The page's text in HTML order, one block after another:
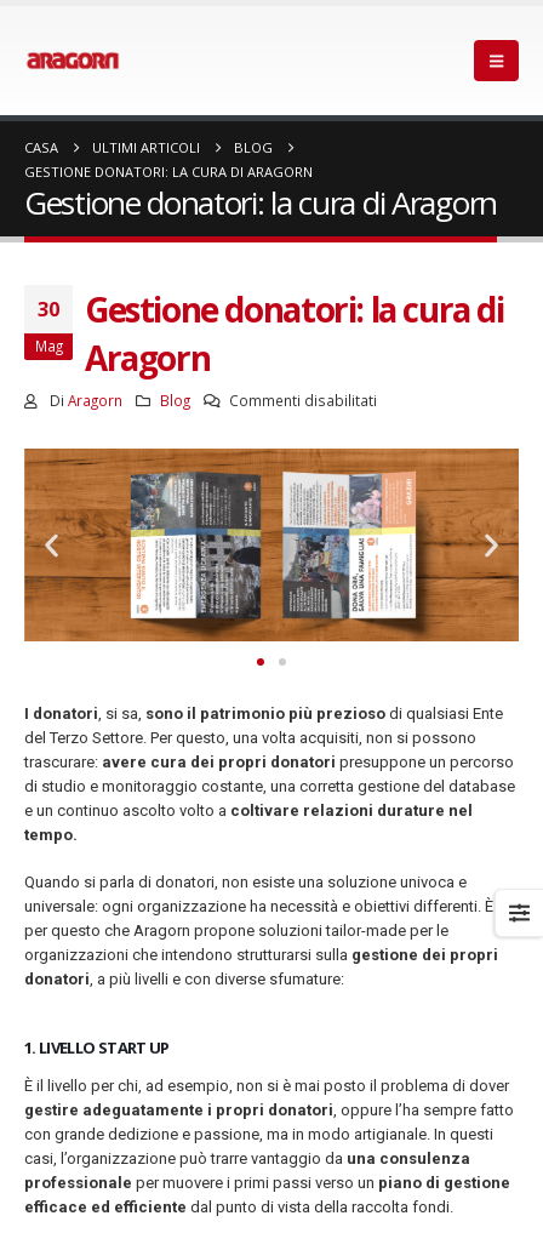
CASA ULTIMI ARTICOLI
BLOG
GESTIONE DONATORI: LA CURA DI ARAGORN
Gestione donatori: la cura di Aragorn
30
Mag
Gestione donatori: la cura di
Aragorn
Di Aragorn Blog Commenti disabilitati
I donatori, si sa, sono il patrimonio più prezioso di qualsiasi Ente
del Terzo Settore. Per questo, una volta acquisiti, non si possono
trascurare: avere cura dei propri donatori presuppone un percorso
di studio e monitoraggio costante, una corretta gestione del database
e un continuo ascolto volto a coltivare relazioni durature nel
tempo.
Quando si parla di donatori, non esiste una soluzione univoca e
universale: ogni organizzazione ha necessità e obiettivi differenti. È
per questo che Aragorn propone soluzioni tailor-made per le
organizzazioni che intendono strutturarsi sulla gestione dei propri
donatori , a più livelli e con diverse sfumature:
1. LIVELLO START UP
È il livello per chi, ad esempio, non si è mai posto il problema di dover
gestire adeguatamente i propri donatori, oppure l’ha sempre fatto
con grande dedizione e passione, ma in modo artigianale. In questi
casi, l’organizzazione può trarre vantaggio da una consulenza
professionale per muovere i primi passi verso un piano di gestione
efficace ed efficiente dal punto di vista della raccolta fondi.